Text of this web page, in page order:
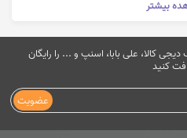
بیشتر
کالا، علی بابا، اسنپ و ... را رایگان
کنید
عضویت